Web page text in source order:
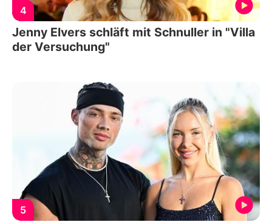
4
Jenny Elvers schläft mit Schnuller in "Villa
der Versuchung"
5